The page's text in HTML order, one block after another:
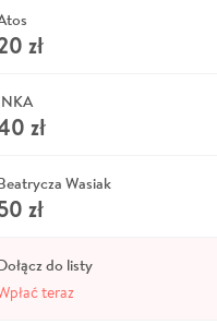
zł
zł
Wasiak
zł
do listy
teraz